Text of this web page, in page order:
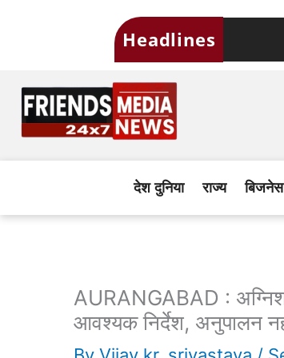
Headlines
देश दुनिया राज्य बिजनेस
AURANGABAD : अग्निशमन
आवश्यक निर्देश, अनुपालन